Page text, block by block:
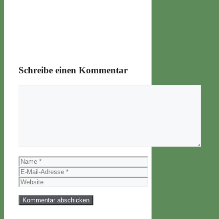
Schreibe einen Kommentar
Name
E-
Mail-
Adresse
Website